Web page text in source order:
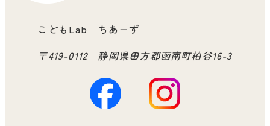
こどもLab ちあーず
〒419-0112 静岡県田方郡函南町柏谷16-3